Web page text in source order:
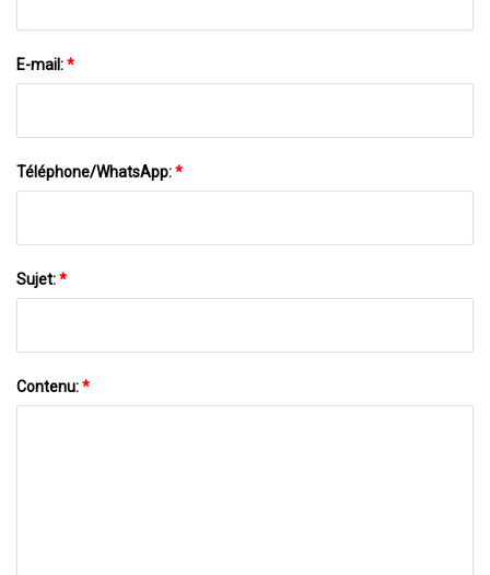
E-mail:*
Téléphone/WhatsApp:*
Sujet:*
Contenu:*